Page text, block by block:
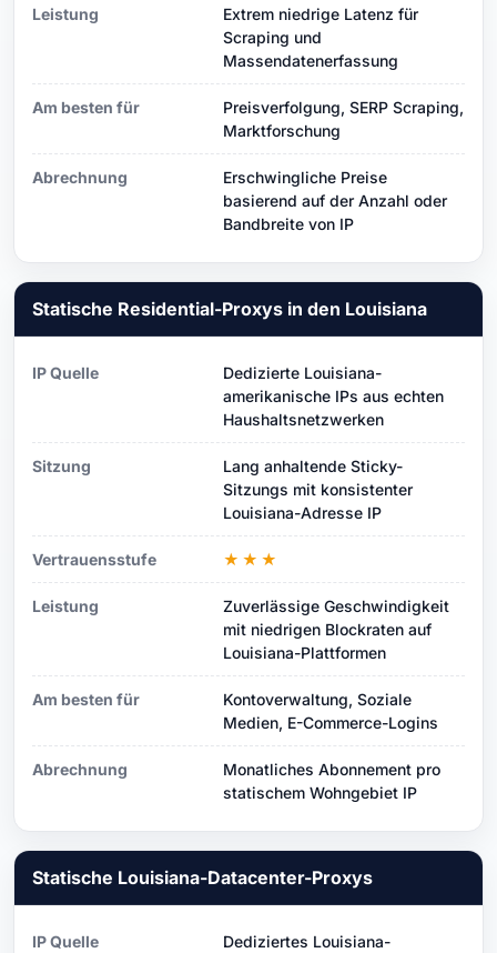
Leistung
Extrem niedrige Latenz für
Scraping und
Massendatenerfassung
Am besten für
Preisverfolgung, SERP Scraping,
Marktforschung
Abrechnung
Erschwingliche Preise
basierend auf der Anzahl oder
Bandbreite von IP
Statische Residential-Proxys in den Louisiana
IP Quelle
Dedizierte Louisiana-
amerikanische IPs aus echten
Haushaltsnetzwerken
Sitzung
Lang anhaltende Sticky-
Sitzungs mit konsistenter
Louisiana-Adresse IP
Vertrauensstufe ★★★
Leistung
Zuverlässige Geschwindigkeit
mit niedrigen Blockraten auf
Louisiana-Plattformen
Am besten für
Kontoverwaltung, Soziale
Medien, E-Commerce-Logins
Abrechnung
Monatliches Abonnement pro
statischem Wohngebiet IP
Statische Louisiana-Datacenter-Proxys
IP Quelle
Dediziertes Louisiana-